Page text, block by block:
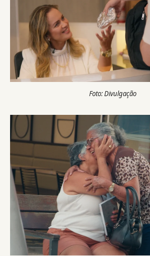
Foto: Divulgação